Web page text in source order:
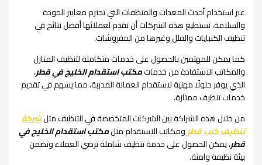
عبر استخدام أحدث المعدات والمنظفات التي تحترم معايير الجودة
والسلامة، تستطيع هذه الشركات أن تقدم لعملائها أفضل نتائج في
تنظيف الكنبايات والفلل وغيرها من المفروشات.
كما يمكن للمهتمين بالحصول على خدمات متكاملة لتنظيف المنازل
والمكاتب الاستفادة من خدماتمكتب استقدام الخليج في قطر،
الذي يوفر حلولًا مهنية لاستقدام العمالة المدربة، مما يسهم في تقديم
خدمات تنظيف ممتازة.
من خلال هذه الشراكة بين الشركات المتخصصة في التنظيف مثلشركة
تنظيف كنب قطرومكاتب الاستقدام مثلمكتب استقدام الخليج في
قطر، يمكن الحصول على خدمة تنظيف شاملة ترضي العملاء وتضمن
بيئة نظيفة وآمنة.